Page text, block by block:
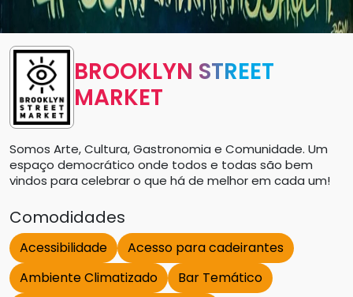
BROOKLYN STREET
MARKET
Somos Arte, Cultura, Gastronomia e Comunidade. Um
espaço democrático onde todos e todas são bem
vindos para celebrar o que há de melhor em cada um!
Comodidades
Acessibilidade
Acesso para cadeirantes
Ambiente Climatizado
Bar Temático